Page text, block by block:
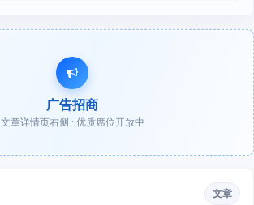
广告招商
文章详情页右侧 · 优质席位开放中
文章